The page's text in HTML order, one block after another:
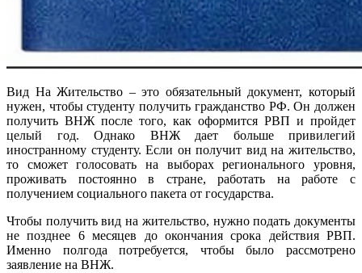
Вид На Жительство – это обязательный документ, который
нужен, чтобы студенту получить гражданство РФ. Он должен
получить ВНЖ после того, как оформится РВП и пройдет
целый год. Однако ВНЖ дает больше привилегий
иностранному студенту. Если он получит вид на жительство,
то сможет голосовать на выборах регионального уровня,
проживать постоянно в стране, работать на работе с
получением социального пакета от государства.
Чтобы получить вид на жительство, нужно подать документы
не позднее 6 месяцев до окончания срока действия РВП.
Именно полгода потребуется, чтобы было рассмотрено
заявление на ВНЖ.